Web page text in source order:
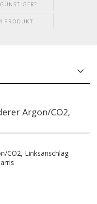
PRODUKT
Argon/CO2,
CO2, Linksanschlag